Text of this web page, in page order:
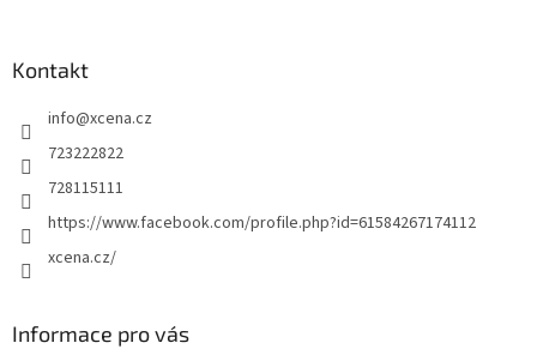
Kontakt
info@xcena.cz
723222822
728115111
https://www.facebook.com/profile.php?id=61584267174112
xcena.cz/
Informace pro vás